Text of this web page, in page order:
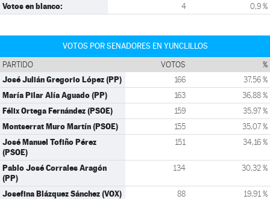
Votos en blanco: 4 0,9 %
VOTOS POR SENADORES EN YUNCLILLOS
PARTIDO VOTOS %
José Julián Gregorio López (PP) 166 37,56 %
María Pilar Alía Aguado (PP) 163 36,88 %
Félix Ortega Fernández (PSOE) 159 35,97 %
Montserrat Muro Martín (PSOE) 155 35,07 %
José Manuel Tofiño Pérez
(PSOE)
151 34,16 %
Pablo José Corrales Aragón
(PP)
134 30,32 %
Josefina Blázquez Sánchez (VOX) 88 19,91 %